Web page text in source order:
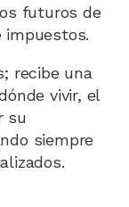
futuros de
impuestos.
recibe una
vivir, el
su
siempre